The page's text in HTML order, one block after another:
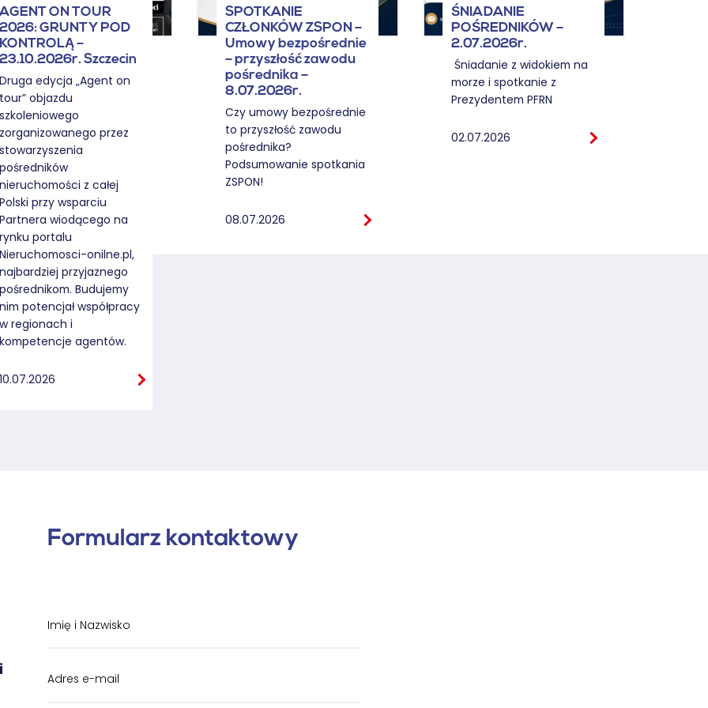
AGENT ON TOUR
2026: GRUNTY POD
KONTROLĄ –
23.10.2026r. Szczecin
Druga edycja „Agent on
tour” objazdu
szkoleniowego
zorganizowanego przez
stowarzyszenia
pośredników
nieruchomości z całej
Polski przy wsparciu
Partnera wiodącego na
rynku portalu
Nieruchomosci-onilne.pl,
najbardziej przyjaznego
pośrednikom. Budujemy
nim potencjał współpracy
w regionach i
kompetencje agentów.
10.07.2026
SPOTKANIE
CZŁONKÓW ZSPON –
Umowy bezpośrednie
– przyszłość zawodu
pośrednika –
8.07.2026r.
Czy umowy bezpośrednie
to przyszłość zawodu
pośrednika?
Podsumowanie spotkania
ZSPON!
08.07.2026
ŚNIADANIE
POŚREDNIKÓW –
2.07.2026r.
Śniadanie z widokiem na
morze i spotkanie z
Prezydentem PFRN
02.07.2026
Formularz kontaktowy